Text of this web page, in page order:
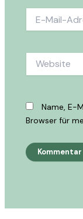
Mail-
Name, E-
Browser für